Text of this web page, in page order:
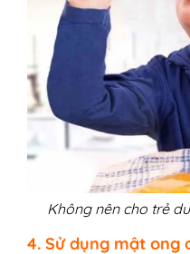
Không nên cho trẻ
4. Sử dụng mật ong